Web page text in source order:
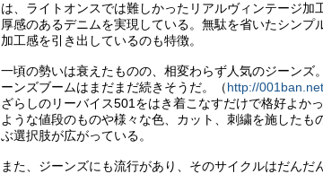
は、ライトオンスでは難しかったリアルヴィンテージ加
厚感のあるデニムを実現している。無駄を省いたシンプ
加工感を引き出しているのも特徴。
一頃の勢いは衰えたものの、相変わらず人気のジーンズ
ーンズブームはまだまだ続きそうだ。（http://
ざらしのリーバイス501をはき着こなすだけで格好よか
ような値段のものや様々な色、カット、刺繍を施したも
ぶ選択肢が広がっている。
また、ジーンズにも流行があり、そのサイクルはだんだ